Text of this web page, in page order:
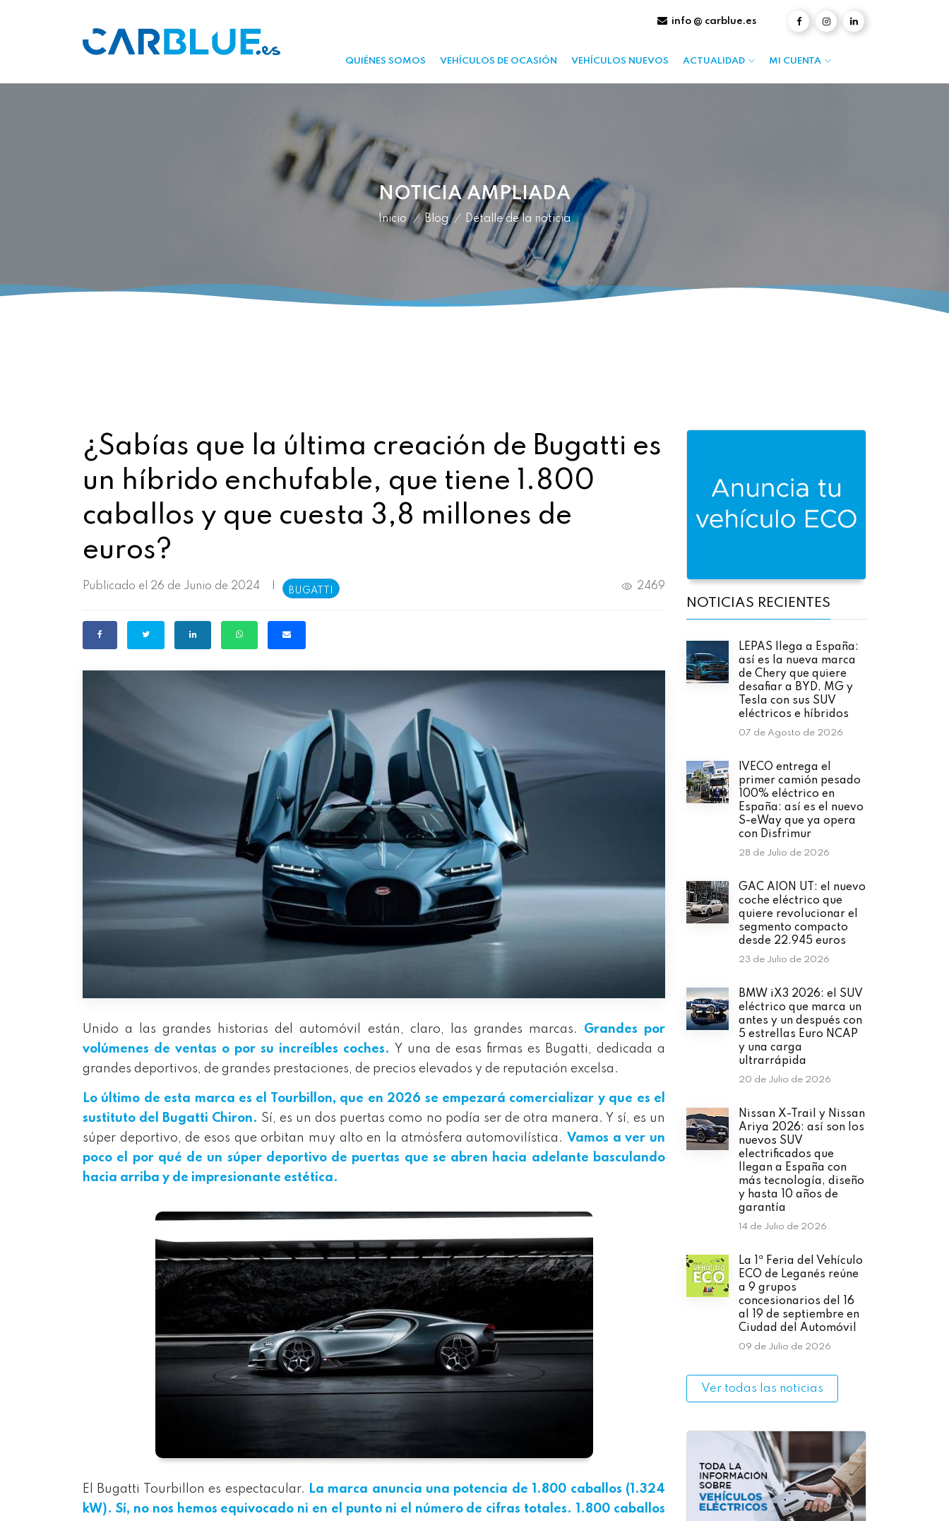
info @ carblue.es
QUIÉNES SOMOS VEHÍCULOS DE OCASIÓN VEHÍCULOS NUEVOS ACTUALIDAD MI CUENTA
NOTICIA AMPLIADA
Inicio / Blog / Detalle de la noticia
¿Sabías que la última creación de Bugatti es
un híbrido enchufable, que tiene 1.800
caballos y que cuesta 3,8 millones de
euros?
Publicado el 26 de Junio de 2024 BUGATTI 2469
Unido a las grandes historias del automóvil están, claro, las grandes marcas. Grandes por
volúmenes de ventas o por su increíbles coches. Y una de esas firmas es Bugatti, dedicada a
grandes deportivos, de grandes prestaciones, de precios elevados y de reputación excelsa.
Lo último de esta marca es el Tourbillon, que en 2026 se empezará comercializar y que es el
sustituto del Bugatti Chiron. Sí, es un dos puertas como no podía ser de otra manera. Y sí, es un
súper deportivo, de esos que orbitan muy alto en la atmósfera automovilística. Vamos a ver un
poco el por qué de un súper deportivo de puertas que se abren hacia adelante basculando
hacia arriba y de impresionante estética.
El Bugatti Tourbillon es espectacular.
La marca anuncia una potencia de 1.800 caballos (1.324
kW). Sí, no nos hemos equivocado ni en el punto ni el número de cifras totales. 1.800 caballos
NOTICIAS RECIENTES
LEPAS llega a España:
así es la nueva marca
de Chery que quiere
desafiar a BYD, MG y
Tesla con sus SUV
eléctricos e híbridos
07 de Agosto de 2026
IVECO entrega el
primer camión pesado
100% eléctrico en
España: así es el nuevo
S-eWay que ya opera
con Disfrimur
28 de Julio de 2026
GAC AION UT: el nuevo
coche eléctrico que
quiere revolucionar el
segmento compacto
desde 22.945 euros
23 de Julio de 2026
BMW iX3 2026: el SUV
eléctrico que marca un
antes y un después con
5 estrellas Euro NCAP
y una carga
ultrarrápida
20 de Julio de 2026
Nissan X-Trail y Nissan
Ariya 2026: así son los
nuevos SUV
electrificados que
llegan a España con
más tecnología, diseño
y hasta 10 años de
garantía
14 de Julio de 2026
La 1ª Feria del Vehículo
ECO de Leganés reúne
a 9 grupos
concesionarios del 16
al 19 de septiembre en
Ciudad del Automóvil
09 de Julio de 2026
Ver todas las noticias